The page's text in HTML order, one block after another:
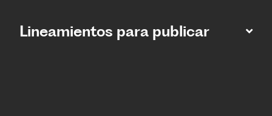
Lineamientos para publicar